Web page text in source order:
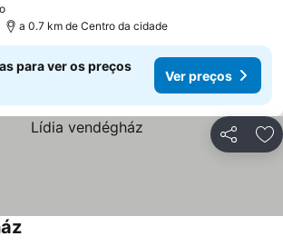
a 0.7 km de Centro da cidade
para ver os preços
Ver preços
Partilhar